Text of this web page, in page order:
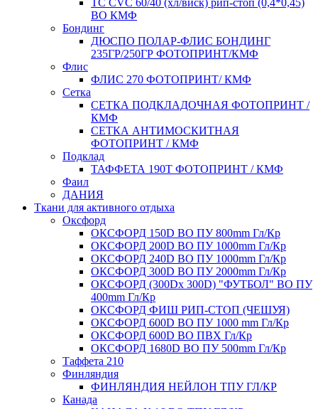
ТС CVC 60/40 (хл/виск) рип-стоп (0,4*0,45)
ВО КМФ
Бондинг
ДЮСПО ПОЛАР-ФЛИС БОНДИНГ
235ГР/250ГР ФОТОПРИНТ/КМФ
Флис
ФЛИС 270 ФОТОПРИНТ/ КМФ
Сетка
СЕТКА ПОДКЛАДОЧНАЯ ФОТОПРИНТ /
КМФ
СЕТКА АНТИМОСКИТНАЯ
ФОТОПРИНТ / КМФ
Подклад
ТАФФЕТА 190Т ФОТОПРИНТ / КМФ
Фаил
ДАНИЯ
Ткани для активного отдыха
Оксфорд
ОКСФОРД 150D ВО ПУ 800mm Гл/Кр
ОКСФОРД 200D ВО ПУ 1000mm Гл/Кр
ОКСФОРД 240D ВО ПУ 1000mm Гл/Кр
ОКСФОРД 300D ВО ПУ 2000mm Гл/Кр
ОКСФОРД (300Dx 300D) "ФУТБОЛ" ВО ПУ
400mm Гл/Кр
ОКСФОРД ФИШ РИП-СТОП (ЧЕШУЯ)
ОКСФОРД 600D ВО ПУ 1000 mm Гл/Кр
ОКСФОРД 600D ВО ПВХ Гл/Кр
ОКСФОРД 1680D ВО ПУ 500mm Гл/Кр
Таффета 210
Финляндия
ФИНЛЯНДИЯ НЕЙЛОН ТПУ ГЛ/КР
Канада